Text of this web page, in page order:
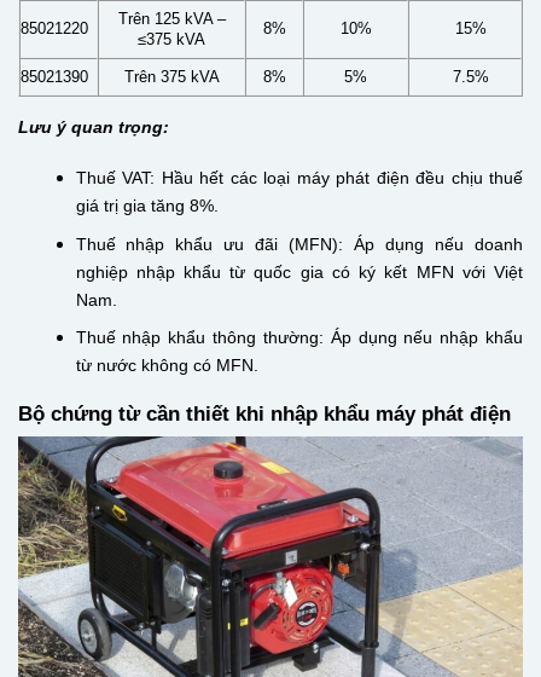
85021220
Trên 125 kVA –
≤375 kVA
8% 10% 15%
85021390 Trên 375 kVA 8% 5% 7.5%
Lưu ý quan trọng:
Thuế VAT: Hầu hết các loại máy phát điện đều chịu thuế
giá trị gia tăng 8%.
Thuế nhập khẩu ưu đãi (MFN): Áp dụng nếu doanh
nghiệp nhập khẩu từ quốc gia có ký kết MFN với Việt
Nam.
Thuế nhập khẩu thông thường: Áp dụng nếu nhập khẩu
từ nước không có MFN.
Bộ chứng từ cần thiết khi nhập khẩu máy phát điện